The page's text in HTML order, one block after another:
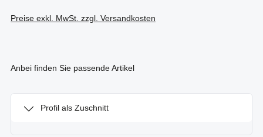
Preise exkl. MwSt. zzgl. Versandkosten
Anbei finden Sie passende Artikel
Profil als Zuschnitt